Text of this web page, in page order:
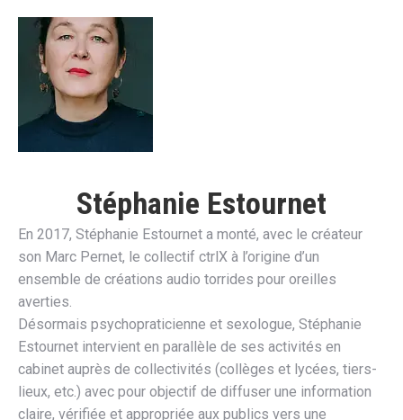
Stéphanie Estournet
En 2017, Stéphanie Estournet a monté, avec le créateur
son Marc Pernet, le collectif ctrlX à l’origine d’un
ensemble de créations audio torrides pour oreilles
averties.
Désormais psychopraticienne et sexologue, Stéphanie
Estournet intervient en parallèle de ses activités en
cabinet auprès de collectivités (collèges et lycées, tiers-
lieux, etc.) avec pour objectif de diffuser une information
claire, vérifiée et appropriée aux publics vers une